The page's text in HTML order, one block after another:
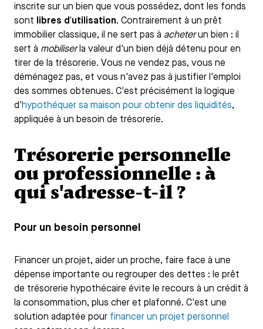
inscrite sur un bien que vous possédez, dont les fonds
sont
libres d'utilisation. Contrairement à un prêt
immobilier classique, il ne sert pas à acheterun bien : il
sert à mobiliserla valeur d'un bien déjà détenu pour en
tirer de la trésorerie. Vous ne vendez pas, vous ne
déménagez pas, et vous n'avez pas à justifier l'emploi
des sommes obtenues. C'est précisément la logique
d'hypothéquer sa maison pour obtenir des liquidités,
appliquée à un besoin de trésorerie.
Trésorerie personnelle
ou professionnelle : à
qui s'adresse-t-il ?
Pour un besoin personnel
Financer un projet, aider un proche, faire face à une
dépense importante ou regrouper des dettes : le prêt
de trésorerie hypothécaire évite le recours à un crédit à
la consommation, plus cher et plafonné. C'est une
solution adaptée pour financer un projet personnel